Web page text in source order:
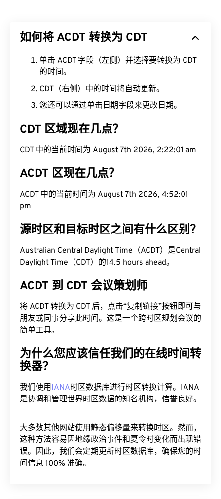
如何将 ACDT 转换为 CDT
单击 ACDT 字段（左侧）并选择要转换为 CDT
的时间。
CDT（右侧）中的时间将自动更新。
您还可以通过单击日期字段来更改日期。
CDT 区域现在几点？
CDT 中的当前时间为 August 7th 2026, 2:22:02 am
ACDT 区现在几点？
ACDT 中的当前时间为 August 7th 2026, 4:52:02
pm
源时区和目标时区之间有什么区别？
Australian Central Daylight Time（ACDT）是Central
Daylight Time（CDT）的14.5 hours ahead。
ACDT 到 CDT 会议策划师
将 ACDT 转换为 CDT 后，点击“复制链接”按钮即可与
朋友或同事分享此时间。这是一个跨时区规划会议的
简单工具。
为什么您应该信任我们的在线时间转
换器？
我们使用IANA时区数据库进行时区转换计算。IANA
是协调和管理世界时区数据的知名机构，信誉良好。
大多数其他网站使用静态偏移量来转换时区。然而，
这种方法容易因地缘政治事件和夏令时变化而出现错
误。因此，我们会定期更新时区数据库，确保您的时
间信息 100% 准确。